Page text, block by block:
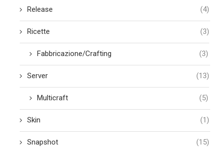
Release (4)
Ricette (3)
Fabbricazione/Crafting (3)
Server (13)
Multicraft (5)
Skin (1)
Snapshot (15)